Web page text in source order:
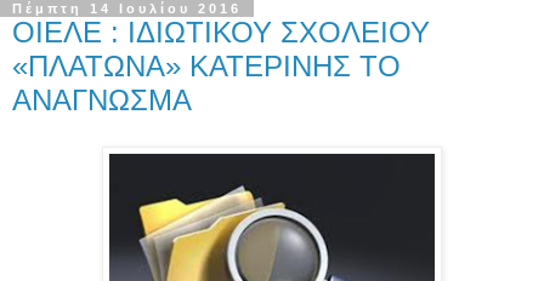
Πέμπτη 14 Ιουλίου 2016
ΟΙΕΛΕ : ΙΔΙΩΤΙΚΟΥ ΣΧΟΛΕΙΟΥ
«ΠΛΑΤΩΝΑ» ΚΑΤΕΡΙΝΗΣ ΤΟ
ΑΝΑΓΝΩΣΜΑ